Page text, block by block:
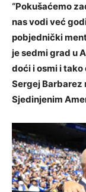
“Pokušaćemo
nas vodi već
pobjednički
je sedmi grad u
doći i osmi i tako
Sergej Barbarez
Sjedinjenim